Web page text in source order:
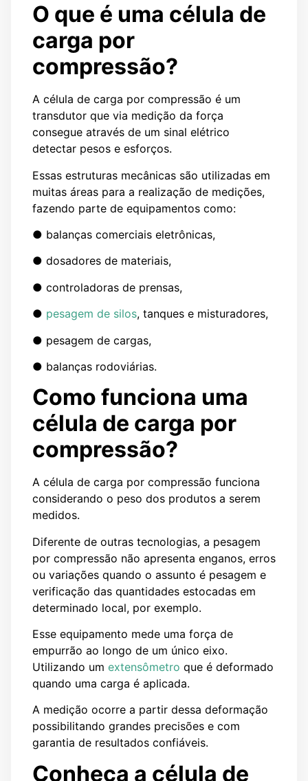
O que é uma célula de
carga por
compressão?
A célula de carga por compressão é um
transdutor que via medição da força
consegue através de um sinal elétrico
detectar pesos e esforços.
Essas estruturas mecânicas são utilizadas em
muitas áreas para a realização de medições,
fazendo parte de equipamentos como:
● balanças comerciais eletrônicas,
● dosadores de materiais,
● controladoras de prensas,
● pesagem de silos, tanques e misturadores,
● pesagem de cargas,
● balanças rodoviárias.
Como funciona uma
célula de carga por
compressão?
A célula de carga por compressão funciona
considerando o peso dos produtos a serem
medidos.
Diferente de outras tecnologias, a pesagem
por compressão não apresenta enganos, erros
ou variações quando o assunto é pesagem e
verificação das quantidades estocadas em
determinado local, por exemplo.
Esse equipamento mede uma força de
empurrão ao longo de um único eixo.
Utilizando um extensômetro que é deformado
quando uma carga é aplicada.
A medição ocorre a partir dessa deformação
possibilitando grandes precisões e com
garantia de resultados confiáveis.
Conheça a célula de